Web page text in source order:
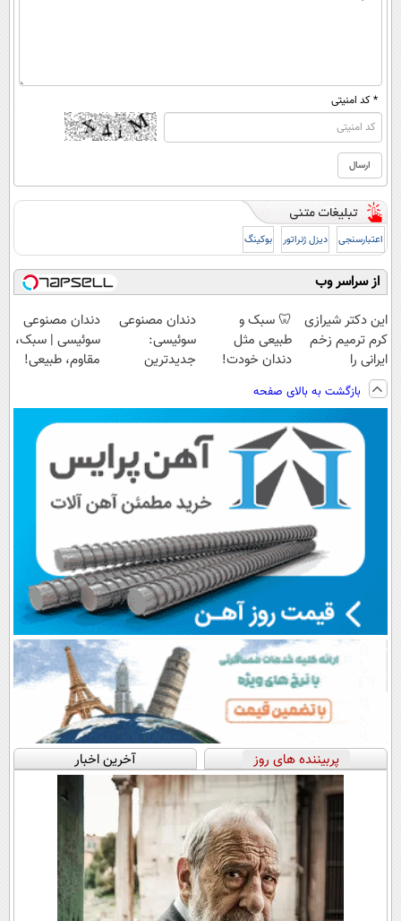
* کد امنیتی
اعتبارسنجی دیزل ژنراتور بوکینگ
از سراسر وب
این دکتر شیرازی
کرم ترمیم زخم
ایرانی را
ساخت!!!
🦷 سبک و
طبیعی مثل
دندان خودت!
پرداخت اقساطی
💳 📍 تهران
دندان مصنوعی
سوئیسی:
جدیدترین
پرداخت قسطی
دندان مصنوعی
سوئیسی | سبک،
مقاوم، طبیعی!
اقساطی😍
بازگشت به بالای صفحه
پربیننده های روز آخرین اخبار